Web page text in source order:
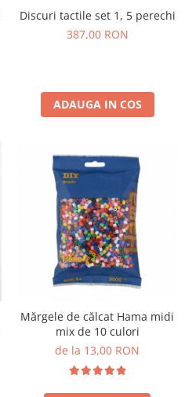
Discuri tactile set 1, 5 perechi
387,00 RON
ADAUGA IN COS
Mărgele de călcat Hama midi
mix de 10 culori
de la 13,00 RON